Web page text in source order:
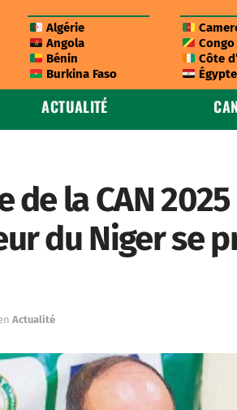
Algérie
Angola
Bénin
Burkina Faso
Congo
Côte
Égypte
ACTUALITÉ CAN
la CAN 2025
du Niger se
Actualité